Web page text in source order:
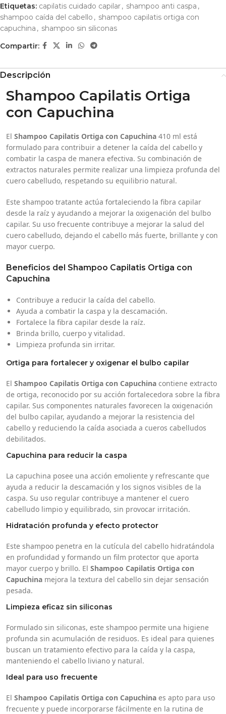
Etiquetas: capilatis cuidado capilar, shampoo anti caspa ,
shampoo caída del cabello , shampoo capilatis ortiga con
capuchina , shampoo sin siliconas
Compartir:
Descripción
Shampoo Capilatis Ortiga
con Capuchina
El Shampoo Capilatis Ortiga con Capuchina 410 ml está
formulado para contribuir a detener la caída del cabello y
combatir la caspa de manera efectiva. Su combinación de
extractos naturales permite realizar una limpieza profunda del
cuero cabelludo, respetando su equilibrio natural.
Este shampoo tratante actúa fortaleciendo la fibra capilar
desde la raíz y ayudando a mejorar la oxigenación del bulbo
capilar. Su uso frecuente contribuye a mejorar la salud del
cuero cabelludo, dejando el cabello más fuerte, brillante y con
mayor cuerpo.
Beneficios del Shampoo Capilatis Ortiga con
Capuchina
Contribuye a reducir la caída del cabello.
Ayuda a combatir la caspa y la descamación.
Fortalece la fibra capilar desde la raíz.
Brinda brillo, cuerpo y vitalidad.
Limpieza profunda sin irritar.
Ortiga para fortalecer y oxigenar el bulbo capilar
El Shampoo Capilatis Ortiga con Capuchina contiene extracto
de ortiga, reconocido por su acción fortalecedora sobre la fibra
capilar. Sus componentes naturales favorecen la oxigenación
del bulbo capilar, ayudando a mejorar la resistencia del
cabello y reduciendo la caída asociada a cueros cabelludos
debilitados.
Capuchina para reducir la caspa
La capuchina posee una acción emoliente y refrescante que
ayuda a reducir la descamación y los signos visibles de la
caspa. Su uso regular contribuye a mantener el cuero
cabelludo limpio y equilibrado, sin provocar irritación.
Hidratación profunda y efecto protector
Este shampoo penetra en la cutícula del cabello hidratándola
en profundidad y formando un film protector que aporta
mayor cuerpo y brillo. El Shampoo Capilatis Ortiga con
Capuchina mejora la textura del cabello sin dejar sensación
pesada.
Limpieza eficaz sin siliconas
Formulado sin siliconas, este shampoo permite una higiene
profunda sin acumulación de residuos. Es ideal para quienes
buscan un tratamiento efectivo para la caída y la caspa,
manteniendo el cabello liviano y natural.
Ideal para uso frecuente
El Shampoo Capilatis Ortiga con Capuchina es apto para uso
frecuente y puede incorporarse fácilmente en la rutina de